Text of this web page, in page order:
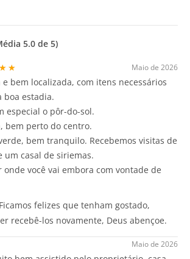
5.0 de 5)
Maio de 2026
bem localizada, com itens necessários
boa estadia.
especial o pôr-do-sol.
bem perto do centro.
bem tranquilo. Recebemos visitas de
um casal de siriemas.
onde você vai embora com vontade de
Ficamos felizes que tenham gostado,
recebê-los novamente, Deus abençoe.
Maio de 2026